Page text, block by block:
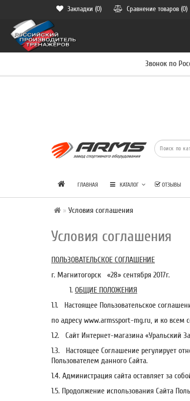
Закладки (0) Сравнение товаров (0)
Звонок по
ГЛАВНАЯ КАТАЛОГ ОТЗЫВЫ
Условия соглашения
Условия соглашения
ПОЛЬЗОВАТЕЛЬСКОЕ СОГЛАШЕНИЕ
г.
1. ОБЩИЕ ПОЛОЖЕНИЯ
1.1. Настоящее Пользовательское
по адресу www.armssport-mg.ru, и ко всем
1.2. Сайт Интернет-магазина «Уральский
1.3. Настоящее Соглашение регулирует
Пользователем данного Сайта.
1.4. Администрация сайта оставляет за
1.5. Продолжение использования Сайта